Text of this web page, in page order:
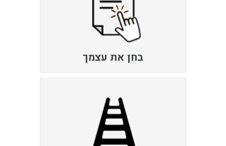
בחן את עצמך